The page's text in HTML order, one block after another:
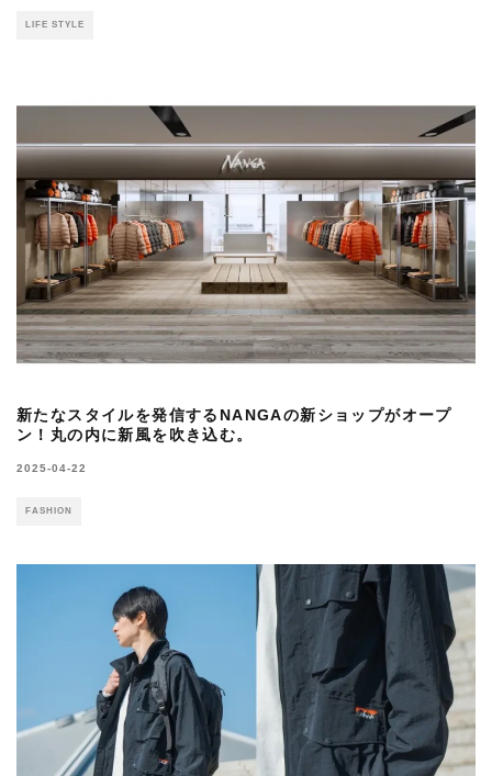
LIFE STYLE
新たなスタイルを発信するNANGAの新ショップがオープ
ン！丸の内に新風を吹き込む。
2025-04-22
FASHION